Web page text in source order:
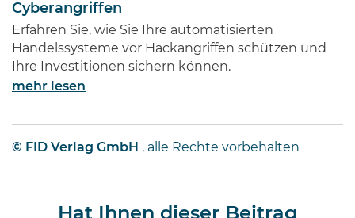
Cyberangriffen
Erfahren Sie, wie Sie Ihre automatisierten
Handelssysteme vor Hackangriffen schützen und
Ihre Investitionen sichern können.
mehr lesen
© FID Verlag GmbH , alle Rechte vorbehalten
Hat Ihnen dieser Beitrag